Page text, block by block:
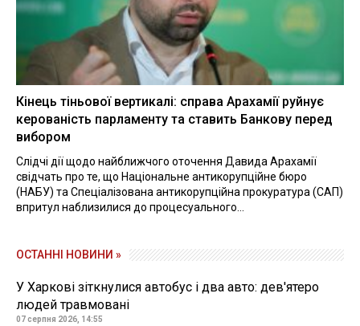
Кінець тіньової вертикалі: справа Арахамії руйнує
керованість парламенту та ставить Банкову перед
вибором
Слідчі дії щодо найближчого оточення Давида Арахамії
свідчать про те, що Національне антикорупційне бюро
(НАБУ) та Спеціалізована антикорупційна прокуратура (САП)
впритул наблизилися до процесуального...
ОСТАННІ НОВИНИ »
У Харкові зіткнулися автобус і два авто: дев'ятеро
людей травмовані
07 серпня 2026, 14:55